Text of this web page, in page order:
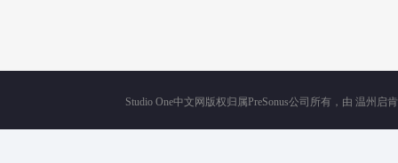
Studio One中文网版权归属PreSonus公司所有，由 温州启